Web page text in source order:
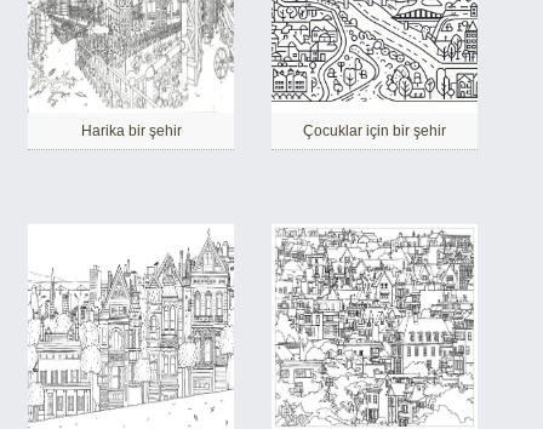
Harika bir şehir Çocuklar için bir şehir